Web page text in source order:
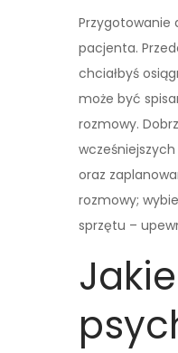
Przygotowanie
pacjenta.
chciałbyś
może być
rozmowy.
oraz
rozmowy;
sprzętu –